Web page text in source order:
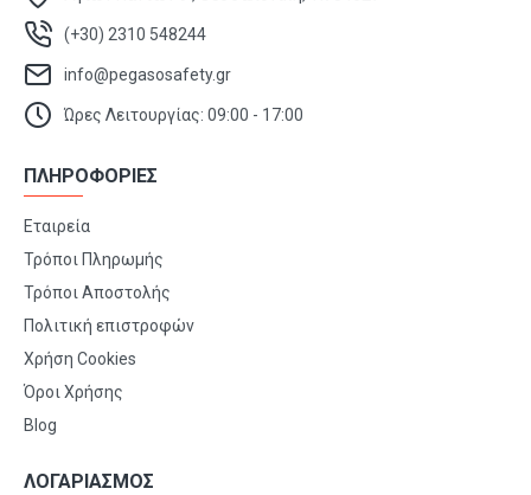
(+30) 2310 548244
info@pegasosafety.gr
Ώρες Λειτουργίας: 09:00 - 17:00
ΠΛΗΡΟΦΟΡΙΕΣ
Εταιρεία
Τρόποι Πληρωμής
Τρόποι Αποστολής
Πολιτική επιστροφών
Χρήση Cookies
Όροι Χρήσης
Blog
ΛΟΓΑΡΙΑΣΜΟΣ